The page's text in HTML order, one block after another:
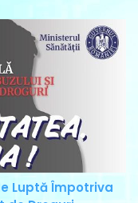
Luptă Împotriva